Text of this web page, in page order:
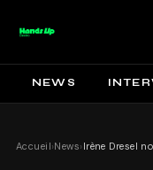
NEWS
Accueil›News› Irène Dresel